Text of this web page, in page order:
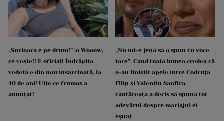
„Surioara e pe drum!” :o Wooow,
ce veste!! E oficial! Îndrăgita
vedetă e din nou însărcinată, la
40 de ani! Uite ce frumos a
anunțat!
„Nu mi-e jenă să o spun cu voce
tare”. Când toată lumea credea că
s-au liniștit apele între Codruța
Filip și Valentin Sanfira,
cântăreața a decis să spună tot
adevărul despre mariajul ei
eșuat